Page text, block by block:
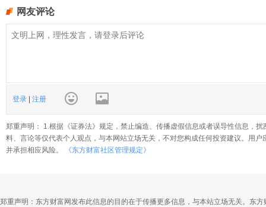
网友评论
登录 注册
郑重声明： 1.根据《证券法》规定，禁止编造、传播虚假信息或者误导性信息，
料、言论等仅代表个人观点，与本网站立场无关，不对您构成任何投资建议。用
并承担相应风险。
《东方财富社区管理规定》
郑重声明：东方财富网发布此信息的目的在于传播更多信息，与本站立场无关。东